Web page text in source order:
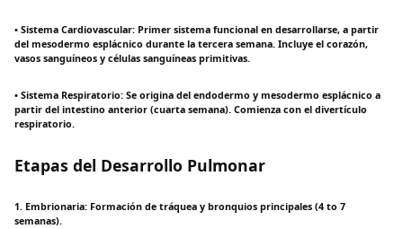
• Sistema Cardiovascular: Primer sistema funcional en desarrollarse, a partir
del mesodermo esplácnico durante la tercera semana. Incluye el corazón,
vasos sanguíneos y células sanguíneas primitivas.
• Sistema Respiratorio: Se origina del endodermo y mesodermo esplácnico a
partir del intestino anterior (cuarta semana). Comienza con el divertículo
respiratorio.
Etapas del Desarrollo Pulmonar
1. Embrionaria: Formación de tráquea y bronquios principales (4 to 7
semanas).